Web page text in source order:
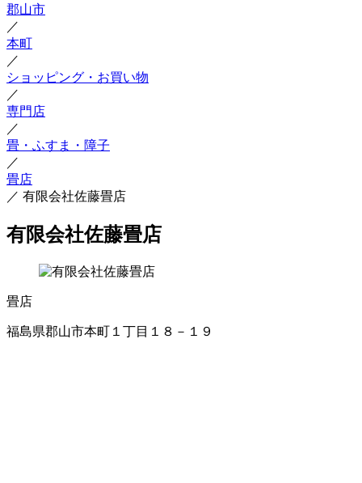
郡山市
／
本町
／
ショッピング・お買い物
／
専門店
／
畳・ふすま・障子
／
畳店
／ 有限会社佐藤畳店
有限会社佐藤畳店
畳店
福島県郡山市本町１丁目１８－１９